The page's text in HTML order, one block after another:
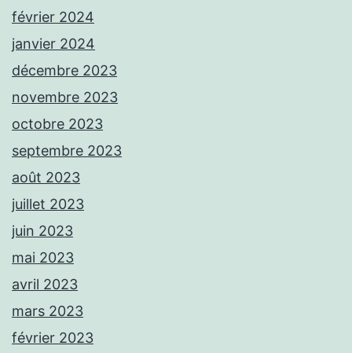
février 2024
janvier 2024
décembre 2023
novembre 2023
octobre 2023
septembre 2023
août 2023
juillet 2023
juin 2023
mai 2023
avril 2023
mars 2023
février 2023